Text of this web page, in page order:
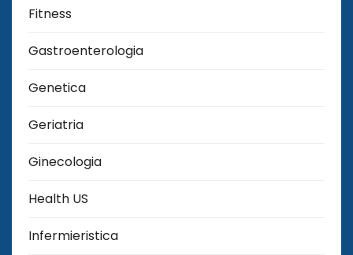
Fitness
Gastroenterologia
Genetica
Geriatria
Ginecologia
Health US
Infermieristica